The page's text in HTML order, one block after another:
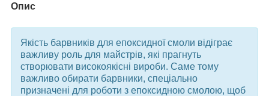
Опис
Якість барвників для епоксидної смоли відіграє
важливу роль для майстрів, які прагнуть
створювати високоякісні вироби. Саме тому
важливо обирати барвники, спеціально
призначені для роботи з епоксидною смолою, щоб